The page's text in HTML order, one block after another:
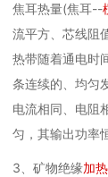
焦耳热量(焦耳--
流平方、芯线阻
热带随着通电时
条连续的、均匀
电流相同、电阻
匀，其输出功率
3、矿物绝缘加